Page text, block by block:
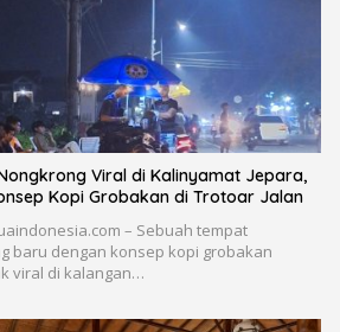
Viral di Kalinyamat Jepara,
Kopi Grobakan di Trotoar Jalan
– Sebuah tempat
baru dengan konsep kopi grobakan
viral di kalangan…